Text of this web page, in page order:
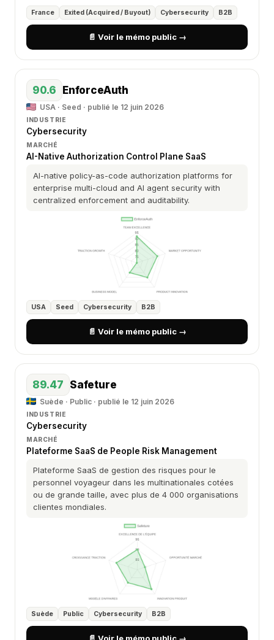
France Exited (Acquired / Buyout) Cybersecurity B2B
📄 Voir le mémo public →
90.6 EnforceAuth
USA · Seed · publié le 12 juin 2026
INDUSTRIE
Cybersecurity
MARCHÉ
AI-Native Authorization Control Plane SaaS
AI-native policy-as-code authorization platforms for
enterprise multi-cloud and AI agent security with
centralized enforcement and auditability.
USA Seed Cybersecurity B2B
📄 Voir le mémo public →
89.47 Safeture
Suède · Public · publié le 12 juin 2026
INDUSTRIE
Cybersecurity
MARCHÉ
Plateforme SaaS de People Risk Management
Plateforme SaaS de gestion des risques pour le
personnel voyageur dans les multinationales cotées
ou de grande taille, avec plus de 4 000 organisations
clientes mondiales.
Suède Public Cybersecurity B2B